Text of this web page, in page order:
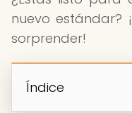
nuevo estándar?
sorprender!
Índice